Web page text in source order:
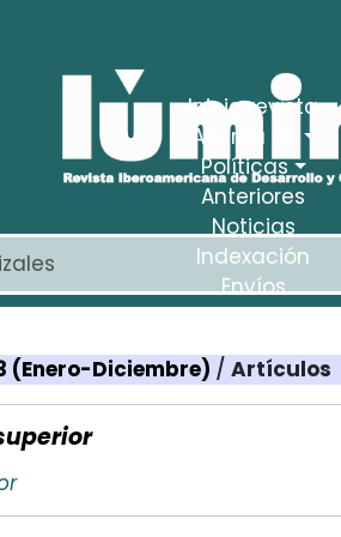
Inicio revista
Acerca de
Políticas
Anteriores
Noticias
Indexación
Envíos
(Enero-Diciembre) / Artículos